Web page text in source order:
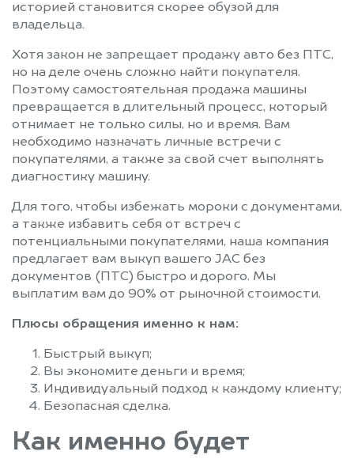
историей становится скорее обузой для
владельца.
Хотя закон не запрещает продажу авто без ПТС,
но на деле очень сложно найти покупателя.
Поэтому самостоятельная продажа машины
превращается в длительный процесс, который
отнимает не только силы, но и время. Вам
необходимо назначать личные встречи с
покупателями, а также за свой счет выполнять
диагностику машину.
Для того, чтобы избежать мороки с документами,
а также избавить себя от встреч с
потенциальными покупателями, наша компания
предлагает вам выкуп вашего JAC без
документов (ПТС) быстро и дорого. Мы
выплатим вам до 90% от рыночной стоимости.
Плюсы обращения именно к нам:
Быстрый выкуп;
Вы экономите деньги и время;
Индивидуальный подход к каждому клиенту;
Безопасная сделка.
Как именно будет